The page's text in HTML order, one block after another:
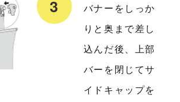
バナーをしっか
りと奥まで差し
込んだ後、上部
バーを閉じてサ
イドキャップを